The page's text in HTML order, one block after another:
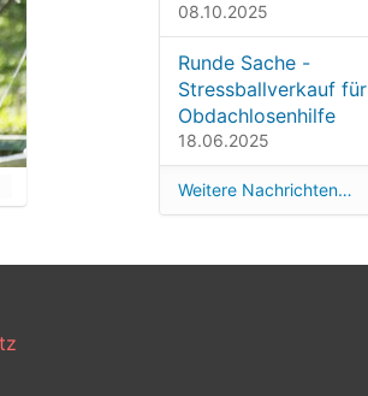
08.10.2025
Runde Sache -
Stressballverkauf für
Obdachlosenhilfe
18.06.2025
Weitere Nachrichten…